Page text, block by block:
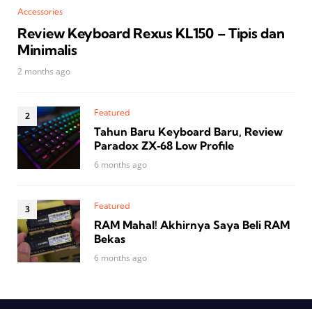
Accessories
Review Keyboard Rexus KL150 – Tipis dan
Minimalis
2 months ago
Featured
Tahun Baru Keyboard Baru, Review
Paradox ZX‑68 Low Profile
6 months ago
Featured
RAM Mahal! Akhirnya Saya Beli RAM
Bekas
6 months ago